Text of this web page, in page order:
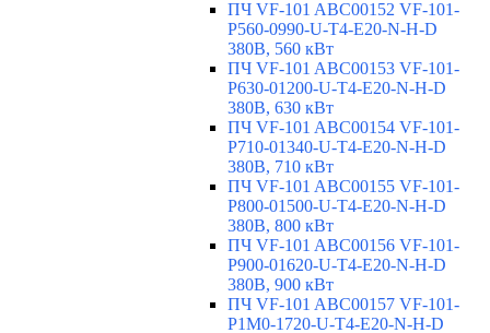
ПЧ VF-101 ABC00152 VF-101-
P560-0990-U-T4-E20-N-H-D
380В, 560 кВт
ПЧ VF-101 ABC00153 VF-101-
P630-01200-U-T4-E20-N-H-D
380В, 630 кВт
ПЧ VF-101 ABC00154 VF-101-
P710-01340-U-T4-E20-N-H-D
380В, 710 кВт
ПЧ VF-101 ABC00155 VF-101-
P800-01500-U-T4-E20-N-H-D
380В, 800 кВт
ПЧ VF-101 ABC00156 VF-101-
P900-01620-U-T4-E20-N-H-D
380В, 900 кВт
ПЧ VF-101 ABC00157 VF-101-
P1M0-1720-U-T4-E20-N-H-D